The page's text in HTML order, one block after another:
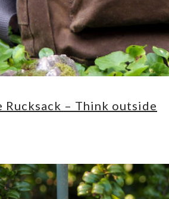
Rucksack – Think outside